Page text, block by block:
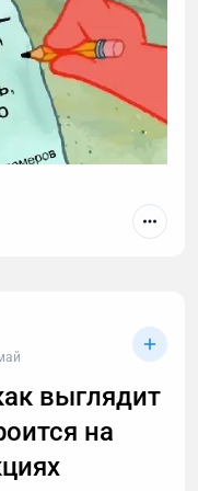
в текст,
договоренности
принцип
ее применения. А
выглядит
на